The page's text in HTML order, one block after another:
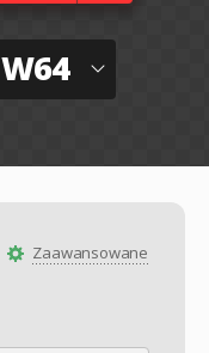
W64
Zaawansowane